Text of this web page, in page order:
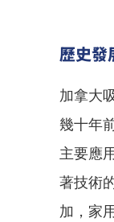
歷史發
加拿大
幾十年
主要應
著技術
加，家